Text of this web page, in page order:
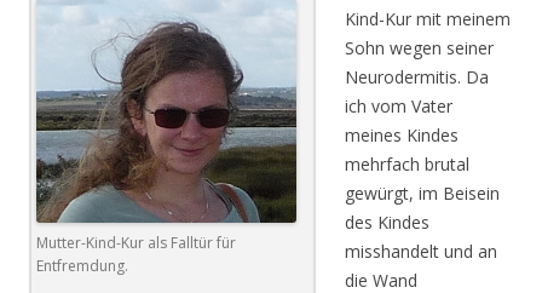
Mutter-Kind-Kur als Falltür für
Entfremdung.
Kind-Kur mit meinem
Sohn wegen seiner
Neurodermitis. Da
ich vom Vater
meines Kindes
mehrfach brutal
gewürgt, im Beisein
des Kindes
misshandelt und an
die Wand